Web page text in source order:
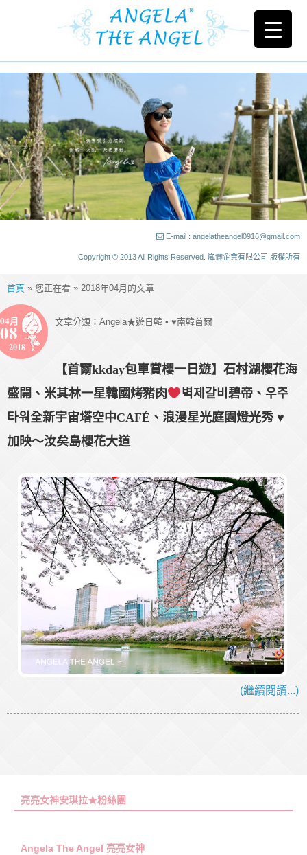
E-mail : angelatheangel0916@gmail.com
Copyright © 2013 All Rights Reserved. 崴儷企業有限公司 版權所有
首頁 » 您正在看 » 2018年04月的文章
04月
08
2018
文章分類： Angela★遊日韓 • ♥南韓首爾
【首爾kkday包車賞櫻一日遊】石村湖櫻花海
盛開、米其林一星韓國烤豬肉
벽제갈비碧帝、우주
타워全新宇宙塔空中CAFÉ、浪漫星光庭園燈光秀 ♥
加映～汝矣島櫻花大道
(繼續閱讀...)
亮亮女神安琪拉★粉絲團
Angela The Angel 亮亮女神